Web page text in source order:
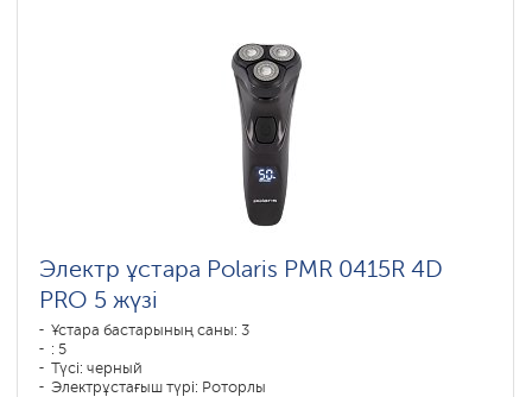
Электр ұстара Polaris PMR 0415R 4D
PRO 5 жүзі
Ұстара бастарының саны: 3
: 5
Түсі: черный
Электрұстағыш түрі: Роторлы